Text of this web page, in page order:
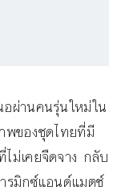
ผ่านคนรุ่นใหม่ใน
พของชุดไทยที่มี
ม่เคยจืดจาง กลับ
รมิกซ์แอนด์แมตช์